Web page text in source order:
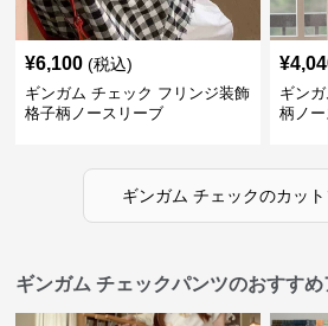
¥6,100 (税込)
ギンガム チェック フリンジ装飾
格子柄ノースリーブ
¥
ギン
柄ノ
ギンガム チェックのカッ
ギンガム チェックパンツのおすすめ